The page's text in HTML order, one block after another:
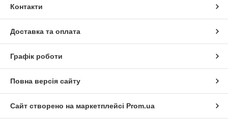
Контакти
Доставка та оплата
Графік роботи
Повна версія сайту
Сайт створено на маркетплейсі Prom.ua